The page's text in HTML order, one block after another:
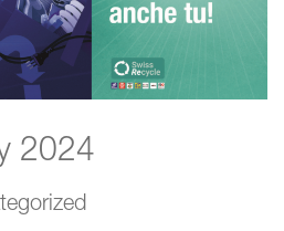
2024